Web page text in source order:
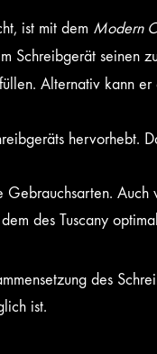
ist mit dem Modern
Schreibgerät seinen
Alternativ kann
hervorhebt.
Auch
des Tuscany
des
ist.